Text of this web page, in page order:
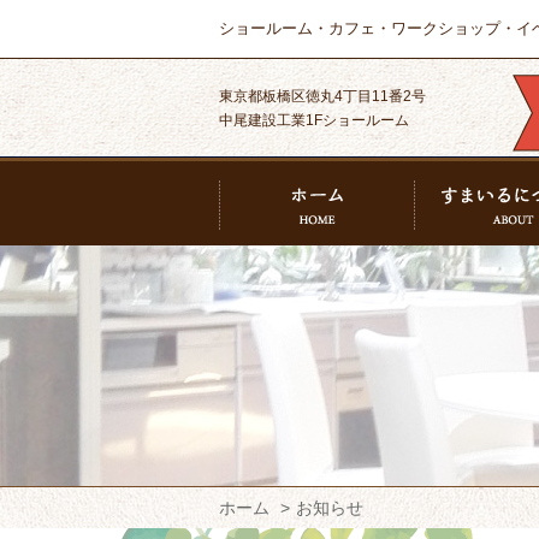
ショールーム・カフェ・ワークショップ・イ
東京都板橋区徳丸4丁目11番2号
中尾建設工業1Fショールーム
ホーム お知らせ